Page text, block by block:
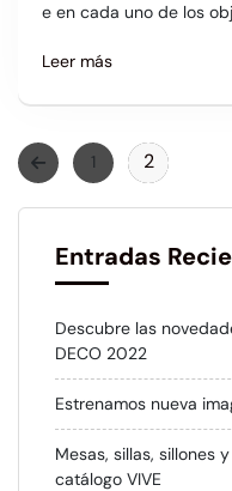
e en cada uno de los
Leer más
1 2
Entradas
Descubre las
DECO 2022
Estrenamos nueva
Mesas, sillas, sillones
catálogo VIVE